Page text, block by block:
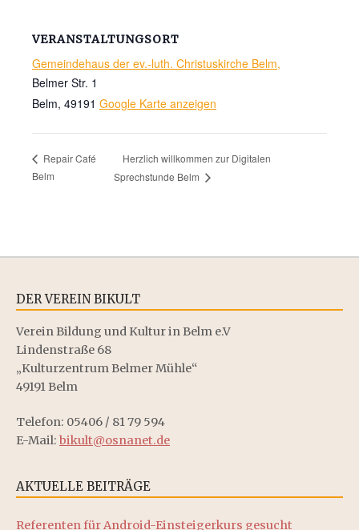
VERANSTALTUNGSORT
Gemeindehaus der ev.-luth. Christuskirche Belm,
Belmer Str. 1
Belm, 49191 Google Karte anzeigen
Repair Café
Belm
Herzlich willkommen zur Digitalen
Sprechstunde Belm
DER VEREIN BIKULT
Verein Bildung und Kultur in Belm e.V
Lindenstraße 68
„Kulturzentrum Belmer Mühle“
49191 Belm
Telefon: 05406 / 81 79 594
E-Mail: bikult@osnanet.de
AKTUELLE BEITRÄGE
Referenten für Android-Einsteigerkurs gesucht